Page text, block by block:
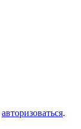
авторизоваться.